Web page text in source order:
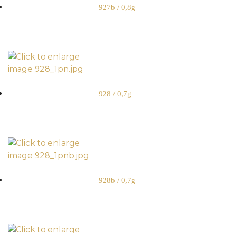
927b / 0,8g
928 / 0,7g
928b / 0,7g